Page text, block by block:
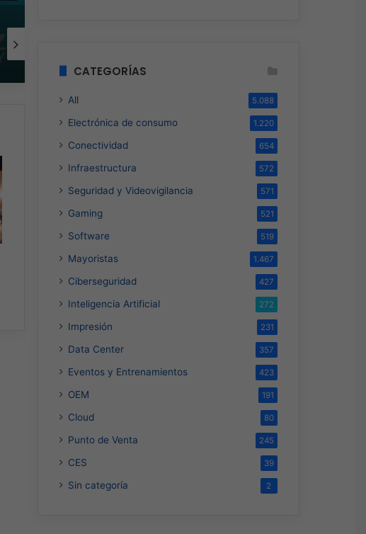
26 de enero de 2026
CATEGORÍAS
All 5.088
Electrónica de consumo 1.220
Conectividad 654
Infraestructura 572
Seguridad y Videovigilancia 571
Gaming 521
Software 519
Mayoristas 1.467
Ciberseguridad 427
Inteligencia Artificial 272
Impresión 231
Data Center 357
Eventos y Entrenamientos 423
OEM 191
Cloud 80
Punto de Venta 245
CES 39
Sin categoría 2